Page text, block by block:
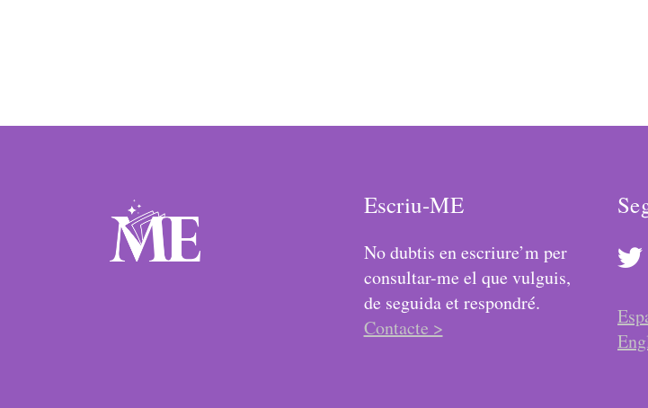
Escriu-ME
No dubtis en escriure’m per
consultar-me el que vulguis,
de seguida et respondré.
Contacte >